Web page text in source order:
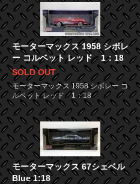
モーターマックス 1958 シボレ
ー コルベット レッド 1：18
SOLD OUT
モーターマックス 1958 シボレー コ
ルベット レッド 1：18
モーターマックス 67シェベル
Blue 1:18